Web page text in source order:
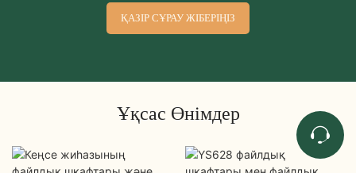
ҚАЗІР СҰРАУ ЖІБЕРІҢІЗ
Ұқсас Өнімдер